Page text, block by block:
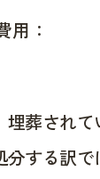
用：
葬され
する訳で